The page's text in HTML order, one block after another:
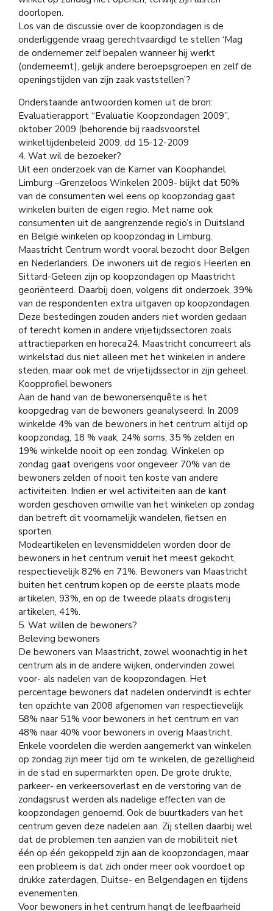
doorlopen.
Los van de discussie over de koopzondagen is de
onderliggende vraag gerechtvaardigd te stellen ‘Mag
de ondernemer zelf bepalen wanneer hij werkt
(onderneemt), gelijk andere beroepsgroepen en zelf de
openingstijden van zijn zaak vaststellen’?
Onderstaande antwoorden komen uit de bron:
Evaluatierapport “Evaluatie Koopzondagen 2009”,
oktober 2009 (behorende bij raadsvoorstel
winkeltijdenbeleid 2009, dd 15-12-2009
4. Wat wil de bezoeker?
Uit een onderzoek van de Kamer van Koophandel
Limburg –Grenzeloos Winkelen 2009- blijkt dat 50%
van de consumenten wel eens op koopzondag gaat
winkelen buiten de eigen regio. Met name ook
consumenten uit de aangrenzende regio’s in Duitsland
en België winkelen op koopzondag in Limburg.
Maastricht Centrum wordt vooral bezocht door Belgen
en Nederlanders. De inwoners uit de regio’s Heerlen en
Sittard-Geleen zijn op koopzondagen op Maastricht
georiënteerd. Daarbij doen, volgens dit onderzoek, 39%
van de respondenten extra uitgaven op koopzondagen.
Deze bestedingen zouden anders niet worden gedaan
of terecht komen in andere vrijetijdssectoren zoals
attractieparken en horeca24. Maastricht concurreert als
winkelstad dus niet alleen met het winkelen in andere
steden, maar ook met de vrijetijdssector in zijn geheel.
Koopprofiel bewoners
Aan de hand van de bewonersenquête is het
koopgedrag van de bewoners geanalyseerd. In 2009
winkelde 4% van de bewoners in het centrum altijd op
koopzondag, 18 % vaak, 24% soms, 35 % zelden en
19% winkelde nooit op een zondag. Winkelen op
zondag gaat overigens voor ongeveer 70% van de
bewoners zelden of nooit ten koste van andere
activiteiten. Indien er wel activiteiten aan de kant
worden geschoven omwille van het winkelen op zondag
dan betreft dit voornamelijk wandelen, fietsen en
sporten.
Modeartikelen en levensmiddelen worden door de
bewoners in het centrum veruit het meest gekocht,
respectievelijk 82% en 71%. Bewoners van Maastricht
buiten het centrum kopen op de eerste plaats mode
artikelen, 93%, en op de tweede plaats drogisterij
artikelen, 41%.
5. Wat willen de bewoners?
Beleving bewoners
De bewoners van Maastricht, zowel woonachtig in het
centrum als in de andere wijken, ondervinden zowel
voor- als nadelen van de koopzondagen. Het
percentage bewoners dat nadelen ondervindt is echter
ten opzichte van 2008 afgenomen van respectievelijk
58% naar 51% voor bewoners in het centrum en van
48% naar 40% voor bewoners in overig Maastricht.
Enkele voordelen die werden aangemerkt van winkelen
op zondag zijn meer tijd om te winkelen, de gezelligheid
in de stad en supermarkten open. De grote drukte,
parkeer- en verkeersoverlast en de verstoring van de
zondagsrust werden als nadelige effecten van de
koopzondagen genoemd. Ook de buurtkaders van het
centrum geven deze nadelen aan. Zij stellen daarbij wel
dat de problemen ten aanzien van de mobiliteit niet
één op één gekoppeld zijn aan de koopzondagen, maar
een probleem is dat zich onder meer ook voordoet op
drukke zaterdagen, Duitse- en Belgendagen en tijdens
evenementen.
Voor bewoners in het centrum hangt de leefbaarheid